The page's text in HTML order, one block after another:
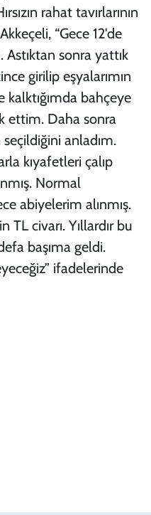
rahat tavırlarının
“Gece 12'de
Astıktan sonra yattık
girilip eşyalarımın
kalktığımda bahçeye
ettim. Daha sonra
anladım.
kıyafetleri çalıp
Normal
abiyelerim alınmış.
TL civarı. Yıllardır bu
başıma geldi.
ifadelerinde